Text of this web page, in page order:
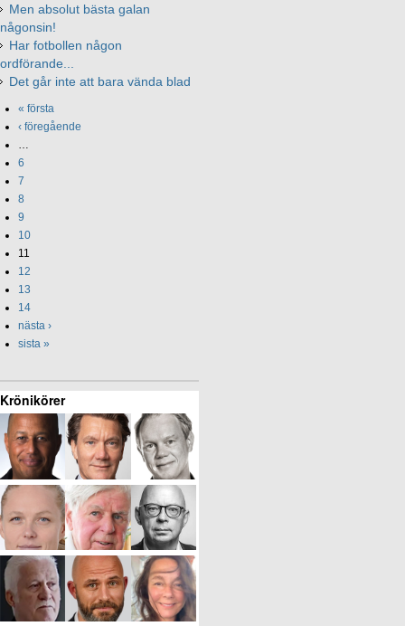
Men absolut bästa galan
någonsin!
Har fotbollen någon
ordförande...
Det går inte att bara vända blad
« första
‹ föregående
…
6
7
8
9
10
11
12
13
14
nästa ›
sista »
Krönikörer